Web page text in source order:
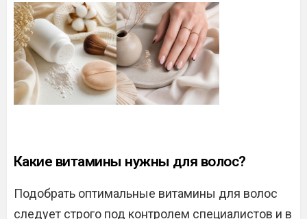
Какие витамины нужны для волос?
Подобрать оптимальные витамины для волос
следует строго под контролем специалистов и в